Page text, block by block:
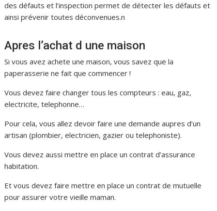
des défauts et l’inspection permet de détecter les défauts et
ainsi prévenir toutes déconvenues.n
Apres l’achat d une maison
Si vous avez achete une maison, vous savez que la
paperasserie ne fait que commencer !
Vous devez faire changer tous les compteurs : eau, gaz,
electricite, telephonne…
Pour cela, vous allez devoir faire une demande aupres d’un
artisan (plombier, electricien, gazier ou telephoniste).
Vous devez aussi mettre en place un contrat d’assurance
habitation.
Et vous devez faire mettre en place un contrat de mutuelle
pour assurer votre vieille maman.